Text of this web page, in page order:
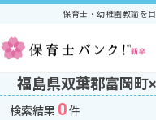
保育士・幼稚園教諭を
福島県双葉郡富岡町
検索結果 0件